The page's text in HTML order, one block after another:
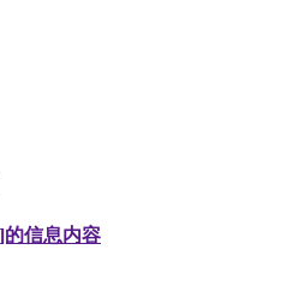
]的信息内容